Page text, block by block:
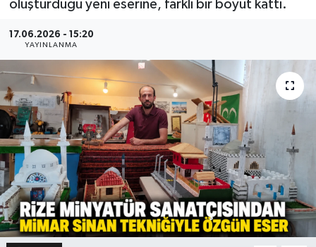
oluşturduğu yeni eserine, farklı bir boyut kattı.
17.06.2026 - 15:20
YAYINLANMA